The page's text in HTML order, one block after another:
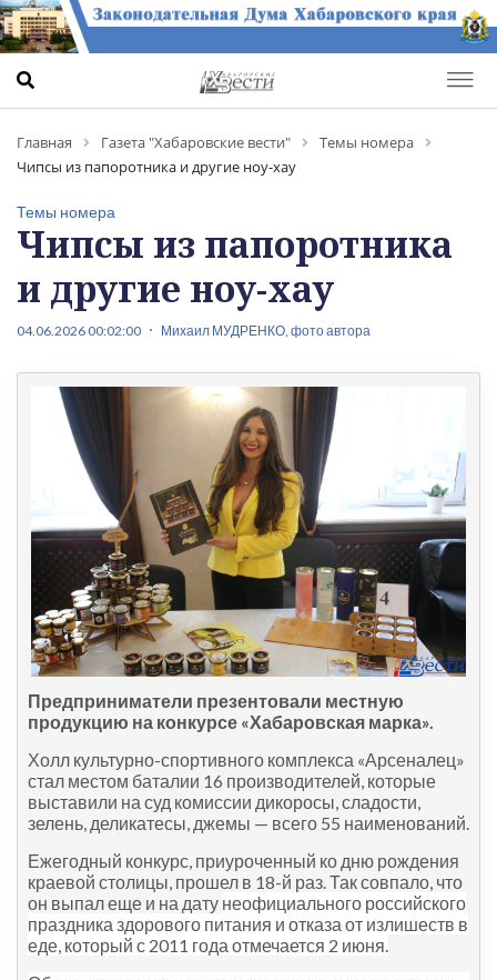
Главная Газета "Хабаровские вести"
Темы номера
Чипсы из папоротника и другие ноу-хау
Темы номера
Чипсы из папоротника
и другие ноу-хау
04.06.2026 00:02:00 Михаил МУДРЕНКО, фото автора
Предприниматели презентовали местную
продукцию на конкурсе «Хабаровская марка».
Холл культурно-спортивного комплекса «Арсеналец»
стал местом баталии 16 производителей, которые
выставили на суд комиссии дикоросы, сладости,
зелень, деликатесы, джемы — всего 55 наименований.
Ежегодный конкурс, приуроченный ко дню рождения
краевой столицы, прошел в 18-й раз. Так совпало, что
он выпал еще и на дату неофициального российского
праздника здорового питания и отказа от излишеств в
еде, который с 2011 года отмечается 2 июня.